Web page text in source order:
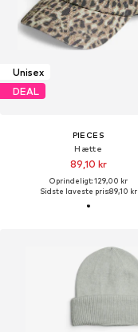
Unisex
DEAL
PIECES
Hætte
89,10 kr
Oprindeligt: 129,00 kr
Sidste laveste pris:89,10 kr